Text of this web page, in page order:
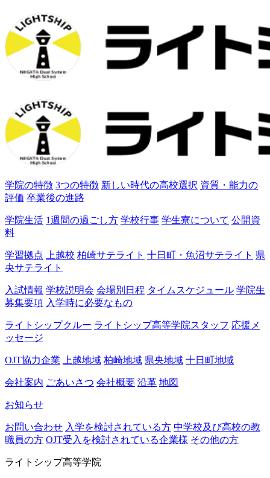
学院の特徴 3つの特徴 新しい時代の高校選択 資質・能力の
評価 卒業後の進路
学院生活 1週間の過ごし方 学校行事 学生寮について 公開資
料
学習拠点 上越校 柏崎サテライト 十日町・魚沼サテライト 県
央サテライト
入試情報 学校説明会 会場別日程 タイムスケジュール 学院生
募集要項 入学時に必要なもの
ライトシップクルー ライトシップ高等学院スタッフ 応援メ
ッセージ
OJT協力企業 上越地域 柏崎地域 県央地域 十日町地域
会社案内 ごあいさつ 会社概要 沿革 地図
お知らせ
お問い合わせ 入学を検討されている方 中学校及び高校の教
職員の方 OJT受入を検討されている企業様 その他の方
ライトシップ高等学院